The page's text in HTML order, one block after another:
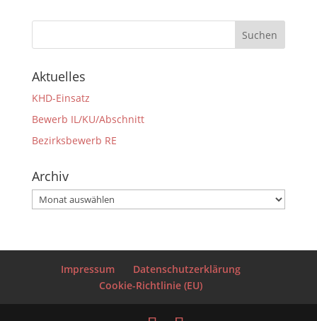
Aktuelles
KHD-Einsatz
Bewerb IL/KU/Abschnitt
Bezirksbewerb RE
Archiv
Archiv
Impressum
Datenschutzerklärung
Cookie-Richtlinie (EU)